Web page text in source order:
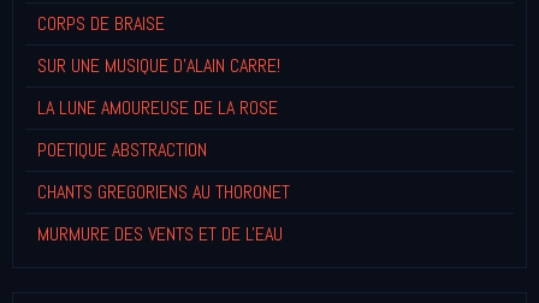
CORPS DE BRAISE
SUR UNE MUSIQUE D'ALAIN CARRE!
LA LUNE AMOUREUSE DE LA ROSE
POETIQUE ABSTRACTION
CHANTS GREGORIENS AU THORONET
MURMURE DES VENTS ET DE L'EAU